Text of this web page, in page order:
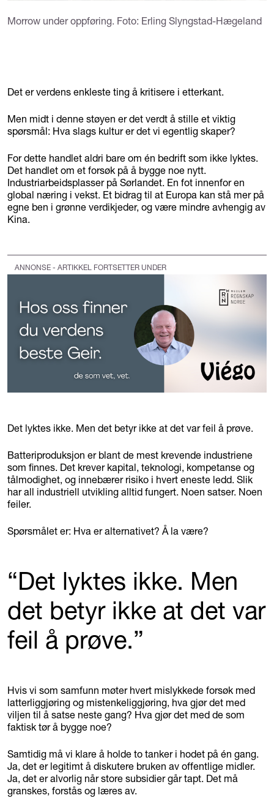
Morrow under oppføring. Foto: Erling Slyngstad-Hægeland
Det er verdens enkleste ting å kritisere i etterkant.
Men midt i denne støyen er det verdt å stille et viktig
spørsmål: Hva slags kultur er det vi egentlig skaper?
For dette handlet aldri bare om én bedrift som ikke lyktes.
Det handlet om et forsøk på å bygge noe nytt.
Industriarbeidsplasser på Sørlandet. En fot innenfor en
global næring i vekst. Et bidrag til at Europa kan stå mer på
egne ben i grønne verdikjeder, og være mindre avhengig av
Kina.
ANNONSE - ARTIKKEL FORTSETTER UNDER
Det lyktes ikke. Men det betyr ikke at det var feil å prøve.
Batteriproduksjon er blant de mest krevende industriene
som finnes. Det krever kapital, teknologi, kompetanse og
tålmodighet, og innebærer risiko i hvert eneste ledd. Slik
har all industriell utvikling alltid fungert. Noen satser. Noen
feiler.
Spørsmålet er: Hva er alternativet? Å la være?
“Det lyktes ikke. Men
det betyr ikke at det var
feil å prøve.”
Hvis vi som samfunn møter hvert mislykkede forsøk med
latterliggjøring og mistenkeliggjøring, hva gjør det med
viljen til å satse neste gang? Hva gjør det med de som
faktisk tør å bygge noe?
Samtidig må vi klare å holde to tanker i hodet på én gang.
Ja, det er legitimt å diskutere bruken av offentlige midler.
Ja, det er alvorlig når store subsidier går tapt. Det må
granskes, forstås og læres av.